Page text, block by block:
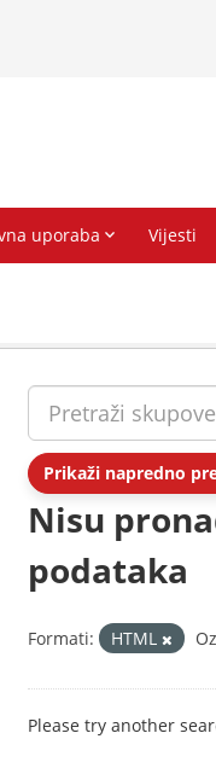
Prikaži napredno
Nisu
podataka
Formati: HTML
Please try another